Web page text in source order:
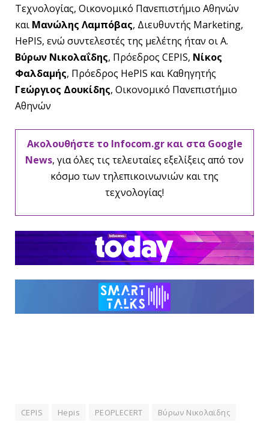
Τεχνολογίας, Οικονομικό Πανεπιστήμιο Αθηνών
και Μανώλης Λαμπόβας, Διευθυντής Marketing,
HePIS, ενώ συντελεστές της μελέτης ήταν οι Α.
Βύρων Νικολαΐδης, Πρόεδρος CEPIS, Νίκος
Φαλδαμής, Πρόεδρος HePIS και Καθηγητής
Γεώργιος Δουκίδης, Οικονομικό Πανεπιστήμιο
Αθηνών
Ακολουθήστε το Infocom.gr και στα Google
News, για όλες τις τελευταίες εξελίξεις από τον
κόσμο των τηλεπικοινωνιών και της
τεχνολογίας!
CEPIS Hepis PEOPLECERT Βύρων Νικολαϊδης